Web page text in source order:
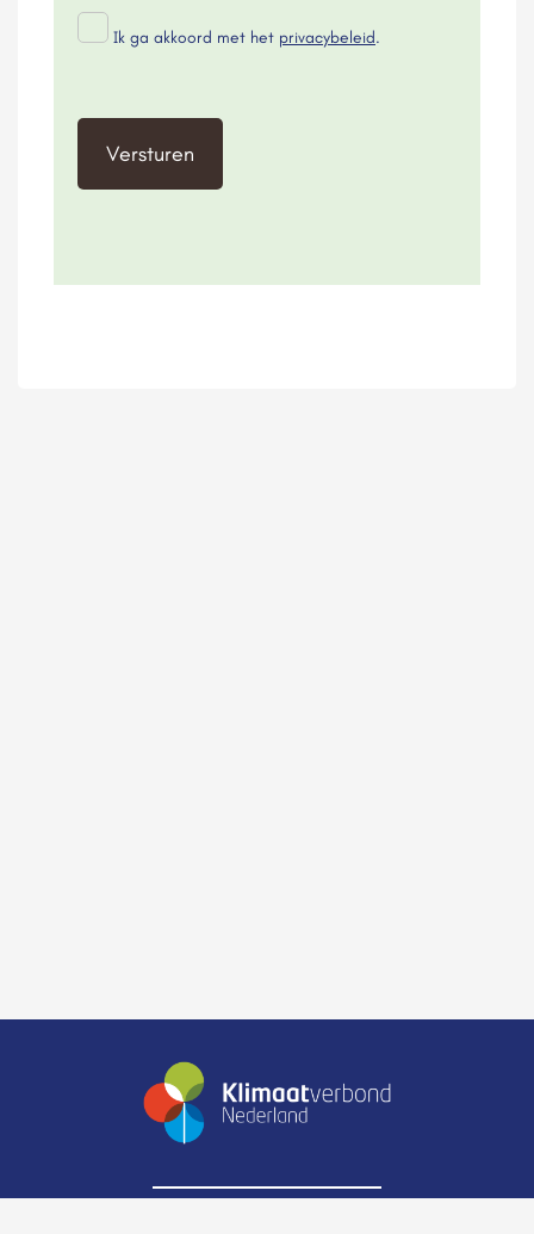
Ik ga akkoord met het privacybeleid.